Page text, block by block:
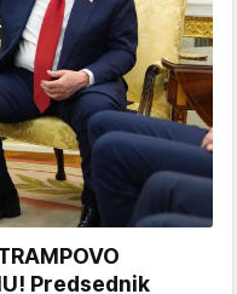
Predsednik